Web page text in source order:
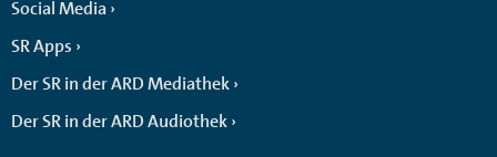
Social Media
SR Apps
Der SR in der ARD Mediathek
Der SR in der ARD Audiothek